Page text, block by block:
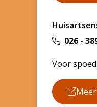
026 -
Voor